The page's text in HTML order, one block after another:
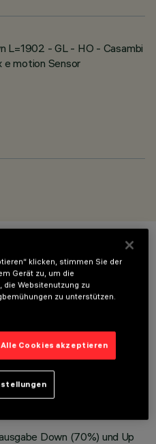
L=1902 - GL - HO - Casambi
e motion Sensor
Down (70%) und Up
klicken, stimmen Sie der
Gerät zu, um die
Websitenutzung zu
zu unterstützen.
Alle Cookies akzeptieren